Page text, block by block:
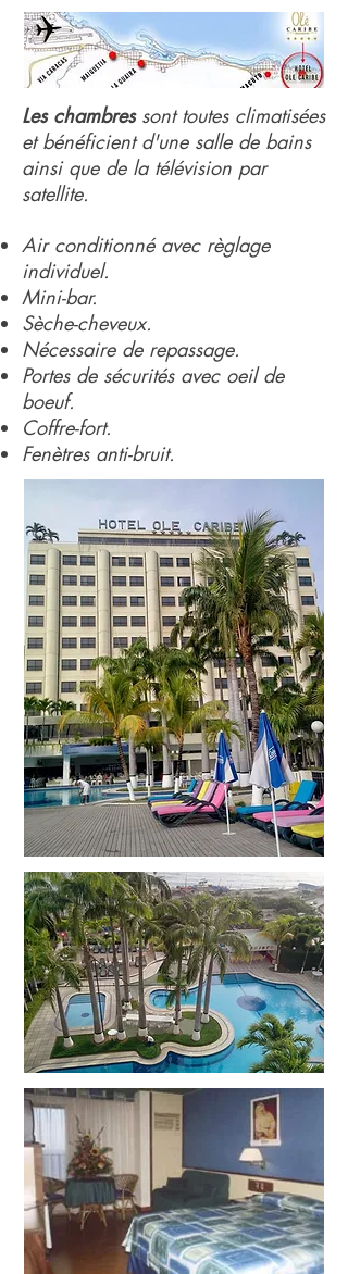
Les chambressont toutes climatisées
et bénéficient d'une salle de bains
ainsi que de la télévision par
satellite.
Air conditionné avec règlage
individuel.
Mini-bar.
Sèche-cheveux.
Nécessaire de repassage.
Portes de sécurités avec oeil de
boeuf.
Coffre-fort.
Fenètres anti-bruit.